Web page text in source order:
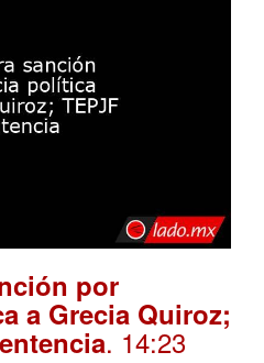
por
a Grecia Quiroz;
. 14:23